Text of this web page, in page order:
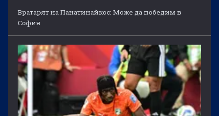
Вратарят на Панатинайкос: Може да победим в
София